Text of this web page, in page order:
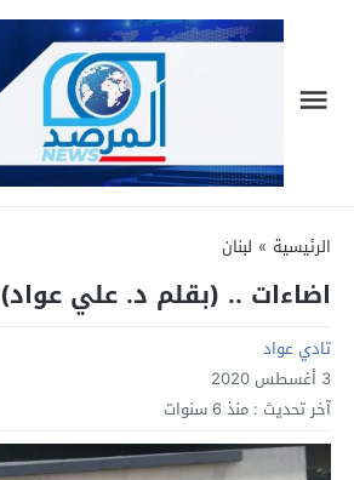
الرئيسية » لبنان
اضاءات .. (بقلم د. علي عواد)
تادي عواد
3 أغسطس 2020
آخر تحديث : منذ 6 سنوات